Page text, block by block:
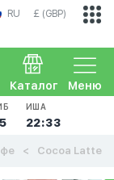
RU £ (GBP)
Меню
Каталог
ИША
22:33
Cocoa Latte